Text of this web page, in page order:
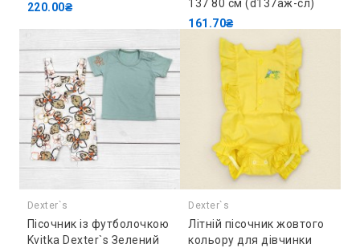
220.00₴
137 80 см (d137аж-сл)
161.70₴
Dexter`s
Пісочник із футболочкою
Kvitka Dexter`s Зелений
Dexter`s
Літній пісочник жовтого
кольору для дівчинки